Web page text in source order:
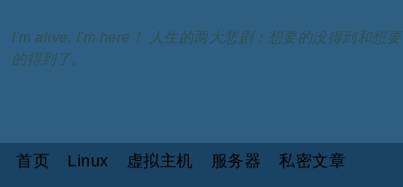
I'm alive, I'm here！ 人生的两大悲剧：想要的没得到和想要
的得到了。
首页 Linux 虚拟主机 服务器
私密文章